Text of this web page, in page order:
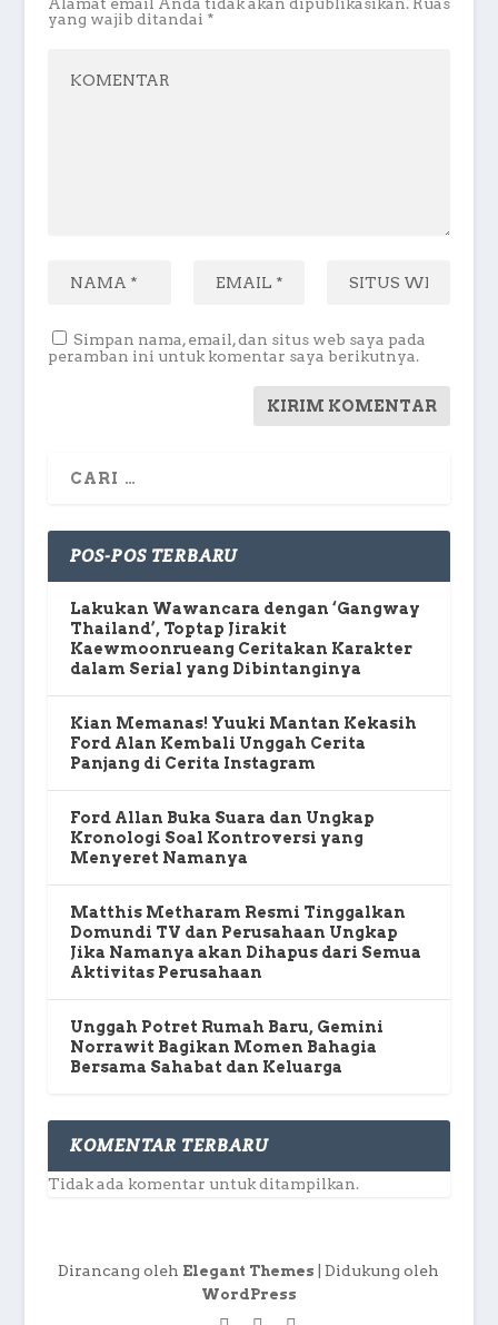
yang wajib ditandai *
Simpan nama, email, dan situs web saya pada
peramban ini untuk komentar saya berikutnya.
POS-POS TERBARU
Lakukan Wawancara dengan ‘Gangway
Thailand’, Toptap Jirakit
Kaewmoonrueang Ceritakan Karakter
dalam Serial yang Dibintanginya
Kian Memanas! Yuuki Mantan Kekasih
Ford Alan Kembali Unggah Cerita
Panjang di Cerita Instagram
Ford Allan Buka Suara dan Ungkap
Kronologi Soal Kontroversi yang
Menyeret Namanya
Matthis Metharam Resmi Tinggalkan
Domundi TV dan Perusahaan Ungkap
Jika Namanya akan Dihapus dari Semua
Aktivitas Perusahaan
Unggah Potret Rumah Baru, Gemini
Norrawit Bagikan Momen Bahagia
Bersama Sahabat dan Keluarga
KOMENTAR TERBARU
Tidak ada komentar untuk ditampilkan.
Dirancang oleh Elegant Themes | Didukung oleh
WordPress